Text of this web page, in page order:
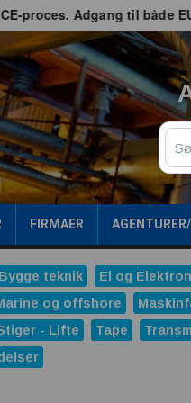
Adgang til både EU og
Søg
FIRMAER
Bygge teknik El og
og offshore
- Lifte Tape